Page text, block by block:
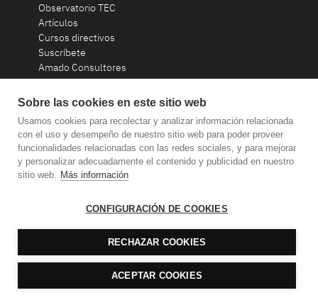
Observatorio TEC
Artículos
Cursos directivos
Suscríbete
Amado Consultores
consultoria@amadoconsultores.com
+34 93 319 58 20
Sobre las cookies en este sitio web
Usamos cookies para recolectar y analizar información relacionada
con el uso y desempeño de nuestro sitio web para poder proveer
funcionalidades relacionadas con las redes sociales, y para mejorar
y personalizar adecuadamente el contenido y publicidad en nuestro
sitio web. Más información
CONFIGURACIÓN DE COOKIES
RECHAZAR COOKIES
ACEPTAR COOKIES